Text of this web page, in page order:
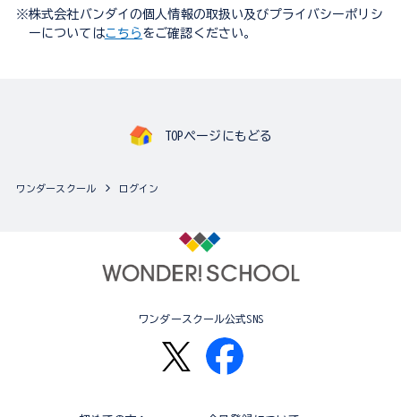
※株式会社バンダイの個人情報の取扱い及びプライバシーポリシ
ーについてはこちら をご確認ください。
TOPページにもどる
ワンダースクール ログイン
ワンダースクール公式SNS